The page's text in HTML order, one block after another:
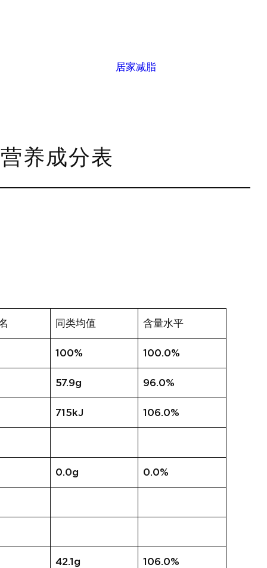
居家减脂
养成分表
同类均值 含量水平
100% 100.0%
57.9g 96.0%
715kJ 106.0%
0.0g 0.0%
42.1g 106.0%